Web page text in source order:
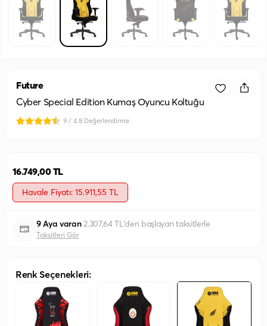
Future
Cyber Special Edition Kumaş Oyuncu Koltuğu
9 / 4.8 Değerlendirme
16.749,00 TL
Havale Fiyatı: 15.911,55 TL
9 Aya varan2.307,64 TL'den başlayan taksitlerle
Taksitleri Gör
Renk Seçenekleri: